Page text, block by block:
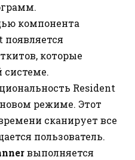
компонента
которые
системе.
Resident
режиме. Этот
сканирует все
пользователь.
выполняется